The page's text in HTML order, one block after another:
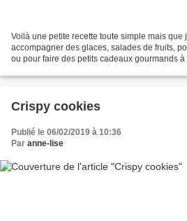
Voilà une petite recette toute simple mais que
accompagner des glaces, salades de fruits,
ou pour faire des petits cadeaux gourmands
Crispy cookies
Publié le 06/02/2019 à 10:36
Par anne-lise